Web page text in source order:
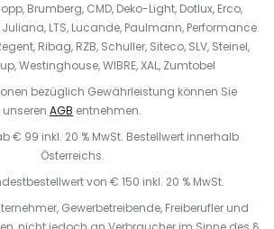
Brumberg, CMD, Deko-Light, Dotlux, Erco,
Juliana, LTS, Lucande, Paulmann, Performance
Ribag, RZB, Schuller, Siteco, SLV, Steinel,
Westinghouse, WIBRE, XAL, Zumtobel
bezüglich Gewährleistung können Sie
unseren AGB entnehmen.
€ 99 inkl. 20 % MwSt. Bestellwert innerhalb
Österreichs.
von € 150 inkl. 20 % MwSt.
Gewerbetreibende, Freiberufler und